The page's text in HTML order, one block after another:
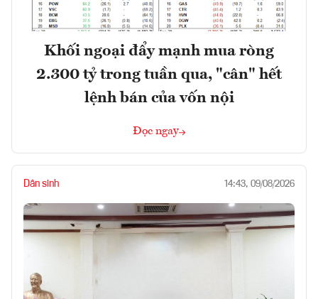
Khối ngoại đẩy mạnh mua ròng
2.300 tỷ trong tuần qua, "cân" hết
lệnh bán của vốn nội
Đọc ngay
Dân sinh 14:43, 09/08/2026